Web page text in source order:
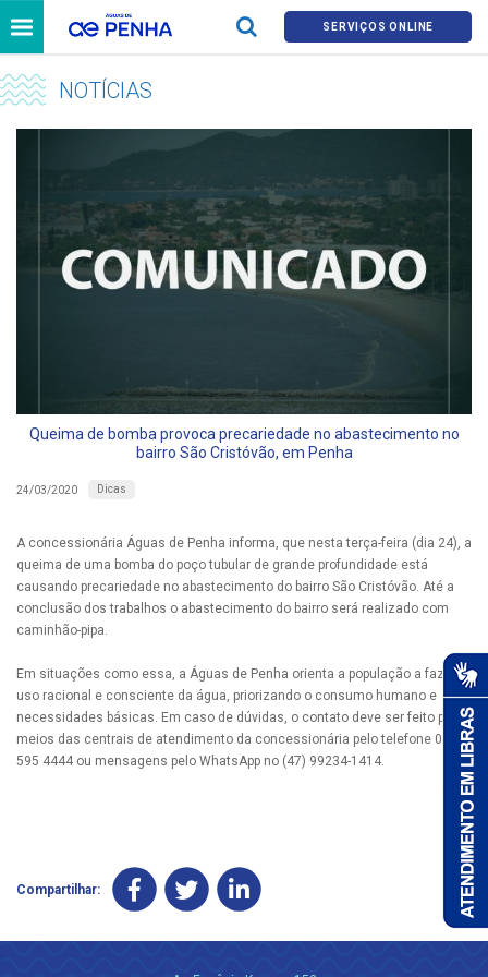
SERVIÇOS ONLINE
NOTÍCIAS
Queima de bomba provoca precariedade no abastecimento no
bairro São Cristóvão, em Penha
24/03/2020 Dicas
A concessionária Águas de Penha informa, que nesta terça-feira (dia 24), a
queima de uma bomba do poço tubular de grande profundidade está
causando precariedade no abastecimento do bairro São Cristóvão. Até a
conclusão dos trabalhos o abastecimento do bairro será realizado com
caminhão-pipa.
Em situações como essa, a Águas de Penha orienta a população a fazer
uso racional e consciente da água, priorizando o consumo humano e
necessidades básicas. Em caso de dúvidas, o contato deve ser feito por
meios das centrais de atendimento da concessionária pelo telefone 0800
595 4444 ou mensagens pelo WhatsApp no (47) 99234-1414.
Compartilhar: